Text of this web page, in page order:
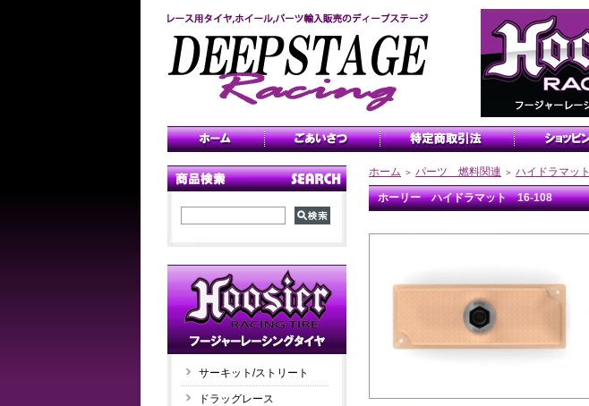
サーキット/ストリート
ドラッグレース
ホーム ＞ パーツ 燃料関連 ＞ ハイドラマット
ホーリー ハイドラマット 16-108